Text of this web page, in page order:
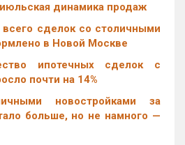
динамика продаж
сделок со столичными
в Новой Москве
ипотечных сделок с
почти на 14%
новостройками за
больше, но не намного —